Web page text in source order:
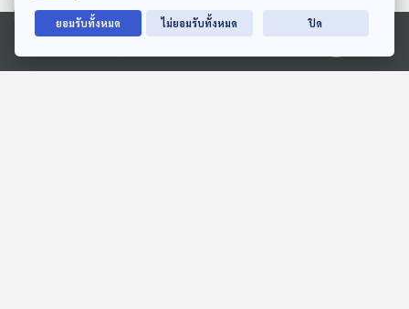
Ⓒ 2020 องค์การกระจายเสียงและแพร่ภาพสาธารณะแห่งประเทศไทย
26:00 26:00
ยอมรับทั้งหมด ไม่ยอมรับทั้งหมด ปิด